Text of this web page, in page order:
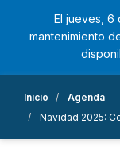
El jueves, 6
mantenimiento
Inicio
Agenda
Navidad 2025: